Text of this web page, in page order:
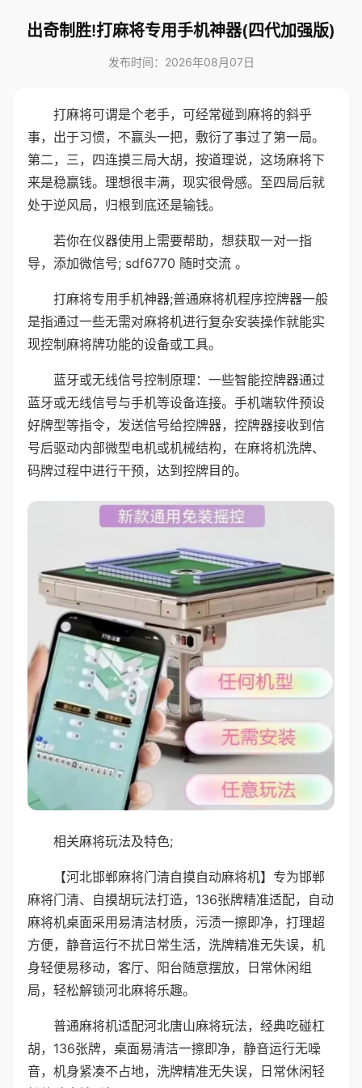
出奇制胜!打麻将专用手机神器(四代加强版)
发布时间：2026年08月07日
打麻将可谓是个老手，可经常碰到麻将的斜乎
事，出于习惯，不赢头一把，敷衍了事过了第一局。
第二，三，四连摸三局大胡，按道理说，这场麻将下
来是稳赢钱。理想很丰满，现实很骨感。至四局后就
处于逆风局，归根到底还是输钱。
若你在仪器使用上需要帮助，想获取一对一指
导，添加微信号; sdf6770 随时交流 。
打麻将专用手机神器;普通麻将机程序控牌器一般
是指通过一些无需对麻将机进行复杂安装操作就能实
现控制麻将牌功能的设备或工具。
蓝牙或无线信号控制原理：一些智能控牌器通过
蓝牙或无线信号与手机等设备连接。手机端软件预设
好牌型等指令，发送信号给控牌器，控牌器接收到信
号后驱动内部微型电机或机械结构，在麻将机洗牌、
码牌过程中进行干预，达到控牌目的。
相关麻将玩法及特色;
【河北邯郸麻将门清自摸自动麻将机】专为邯郸
麻将门清、自摸胡玩法打造，136张牌精准适配，自动
麻将机桌面采用易清洁材质，污渍一擦即净，打理超
方便，静音运行不扰日常生活，洗牌精准无失误，机
身轻便易移动，客厅、阳台随意摆放，日常休闲组
局，轻松解锁河北麻将乐趣。
普通麻将机适配河北唐山麻将玩法，经典吃碰杠
胡，136张牌，桌面易清洁一擦即净，静音运行无噪
音，机身紧凑不占地，洗牌精准无失误，日常休闲轻